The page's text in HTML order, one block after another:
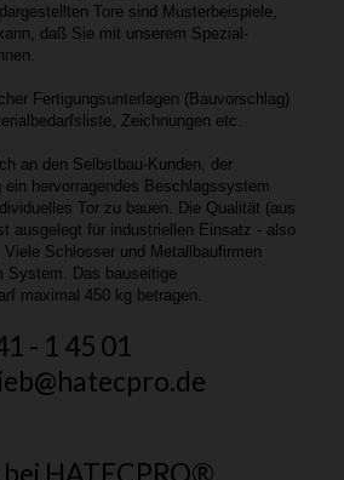
Tore sind Musterbeispiele,
daß Sie mit unserem Spezial-
Fertigungsunterlagen (Bauvorschlag)
Zeichnungen etc.
an den Selbstbau-Kunden, der
hervorragendes Beschlagssystem
Tor zu bauen. Die Qualität (aus
ausgelegt für industriellen Einsatz - also
Schlosser und Metallbaufirmen
System. Das bauseitige
maximal 450 kg betragen.
- 1 45 01
HATECPRO®